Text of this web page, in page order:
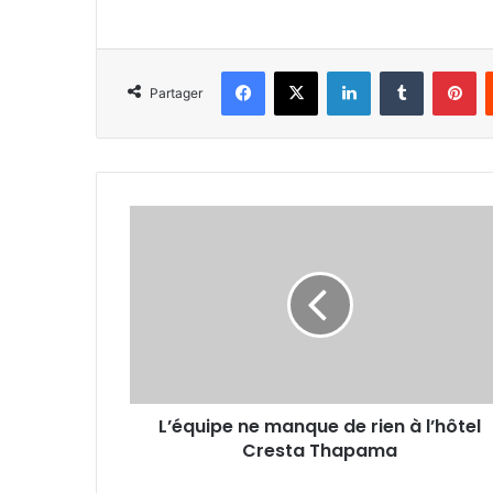
Partager
Facebook
X LinkedinTumblr
Thapama
L’équipe ne manque de rien à l’hôtel
Cresta Thapama